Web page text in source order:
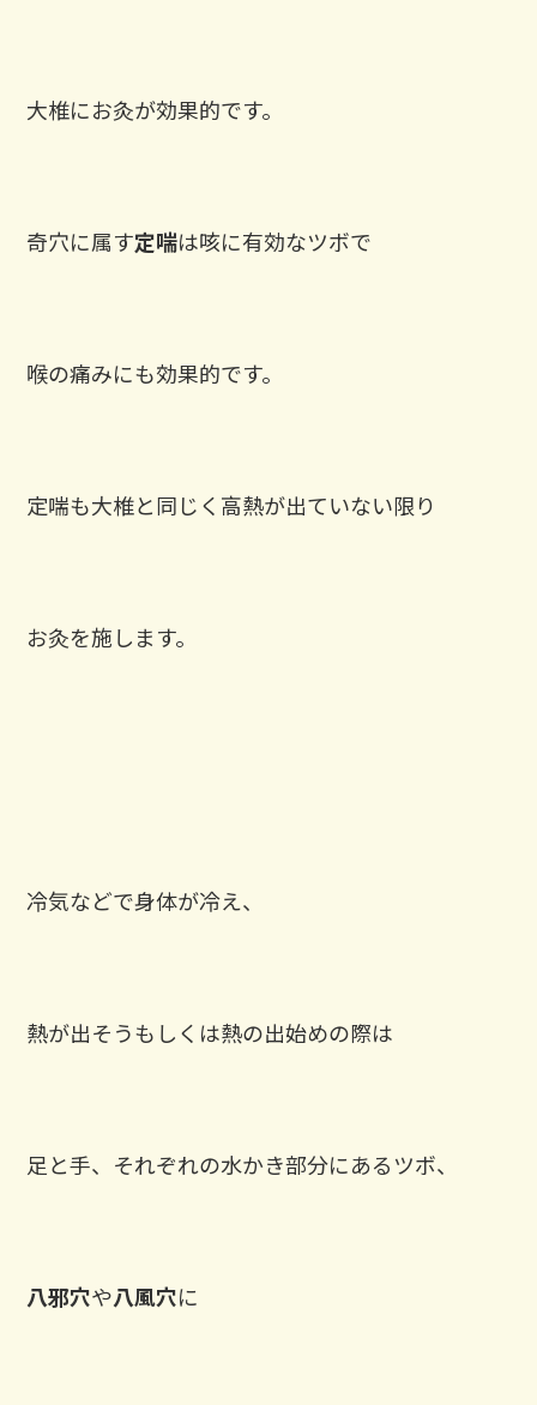
大椎にお灸が効果的です。
奇穴に属す定喘は咳に有効なツボで
喉の痛みにも効果的です。
定喘も大椎と同じく高熱が出ていない限り
お灸を施します。
冷気などで身体が冷え、
熱が出そうもしくは熱の出始めの際は
足と手、それぞれの水かき部分にあるツボ、
八邪穴や八風穴に